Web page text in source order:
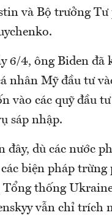
và Bộ trưởng Tư
6/4, ông Biden đã
nhân Mỹ đầu tư
vào các quỹ đầu
sáp nhập.
đây, dù các nước
biện pháp trừng
Tổng thống
vẫn chỉ trích